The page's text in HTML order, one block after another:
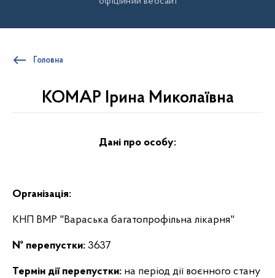
Головна
КОМАР Ірина Миколаївна
Дані про особу:
Організація:
КНП ВМР "Вараська багатопрофільна лікарня"
№ перепустки: 3637
Термін дії перепустки: на період дії воєнного стану